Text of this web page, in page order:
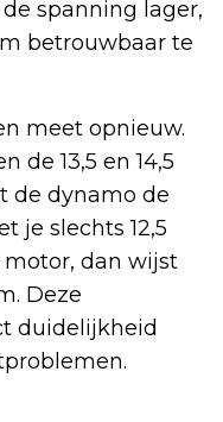
spanning lager,
betrouwbaar te
meet opnieuw.
de 13,5 en 14,5
de dynamo de
je slechts 12,5
dan wijst
Deze
duidelijkheid